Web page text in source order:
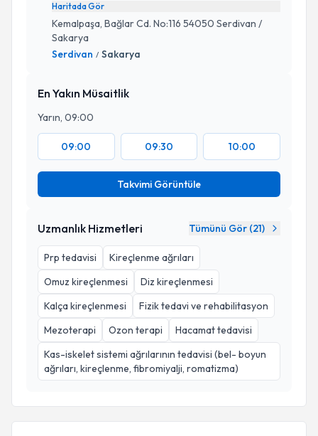
Haritada Gör
Kemalpaşa, Bağlar Cd. No:116 54050 Serdivan /
Sakarya
Serdivan / Sakarya
En Yakın Müsaitlik
Yarın, 09:00
09:00 09:30 10:00
Takvimi Görüntüle
Uzmanlık Hizmetleri Tümünü Gör (21)
Prp tedavisi
Kireçlenme ağrıları
Omuz kireçlenmesi
Diz kireçlenmesi
Kalça kireçlenmesi
Fizik tedavi ve rehabilitasyon
Mezoterapi
Ozon terapi
Hacamat tedavisi
Kas-iskelet sistemi ağrılarının tedavisi (bel- boyun
ağrıları, kireçlenme, fibromiyalji, romatizma)